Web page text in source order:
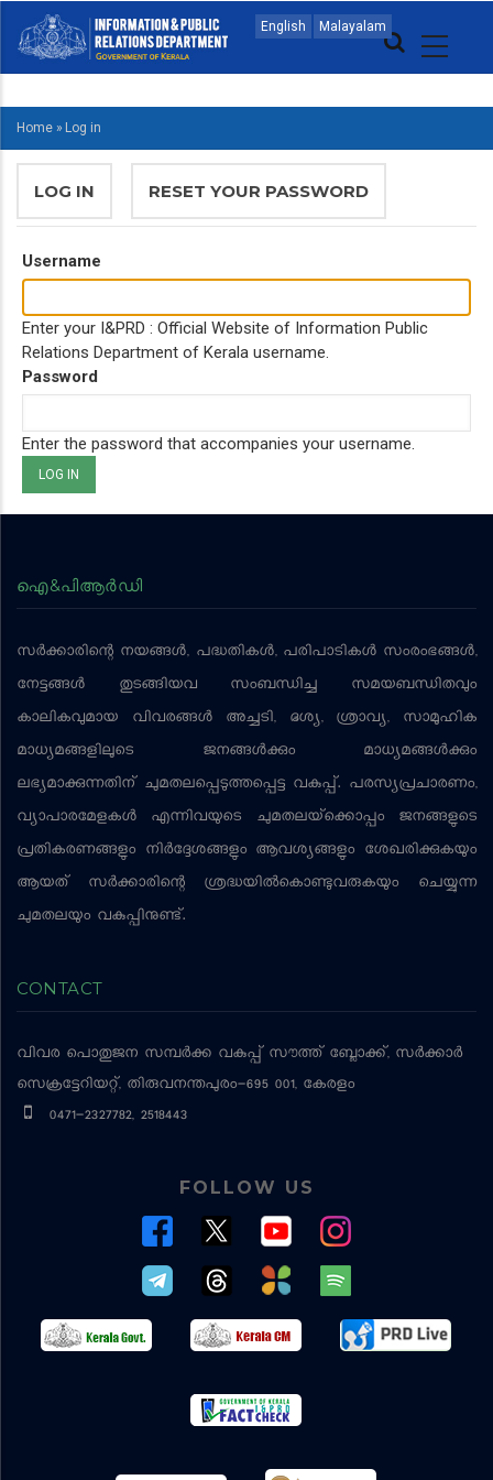
main
English Malayalam
MAIN
NAVIGATION
MALAYALAM
BREADCRUMB
Home » Log in
PRIMARY
TABS
LOG IN (ACTIVERESET YOUR PASSWORD
Username
Enter your I&PRD : Official Website of Information Public
Relations Department of Kerala username.
Password
Enter the password that accompanies your username.
ഐ&പിആര്‍ഡി
സര്‍ക്കാരിന്റെ നയങ്ങള്‍, പദ്ധതികള്‍, പരിപാടികള്‍ സംരംഭങ്ങള്‍,
നേട്ടങ്ങള്‍ തുടങ്ങിയവ സംബന്ധിച്ച സമയബന്ധിതവും
കാലികവുമായ വിവരങ്ങള്‍ അച്ചടി, ദൃശ്യ, ശ്രാവ്യ, സാമൂഹിക
മാധ്യമങ്ങളിലൂടെ ജനങ്ങള്‍ക്കും മാധ്യമങ്ങള്‍ക്കും
ലഭ്യമാക്കുന്നതിന് ചുമതലപ്പെടുത്തപ്പെട്ട വകുപ്പ്. പരസ്യപ്രചാരണം,
വ്യാപാരമേളകള്‍ എന്നിവയുടെ ചുമതലയ്‌ക്കൊപ്പം ജനങ്ങളുടെ
പ്രതികരണങ്ങളും നിര്‍ദ്ദേശങ്ങളും ആവശ്യങ്ങളും ശേഖരിക്കുകയും
ആയത് സര്‍ക്കാരിന്റെ ശ്രദ്ധയില്‍കൊണ്ടുവരുകയും ചെയ്യുന്ന
ചുമതലയും വകുപ്പിനുണ്ട്.
CONTACT
വിവര പൊതുജന സമ്പര്‍ക്ക വകുപ്പ് സൗത്ത് ബ്ലോക്ക്, സര്‍ക്കാര്‍
സെക്രട്ടേറിയറ്റ്, തിരുവനന്തപുരം-695 001, കേരളം
0471-2327782, 2518443
FOLLOW US